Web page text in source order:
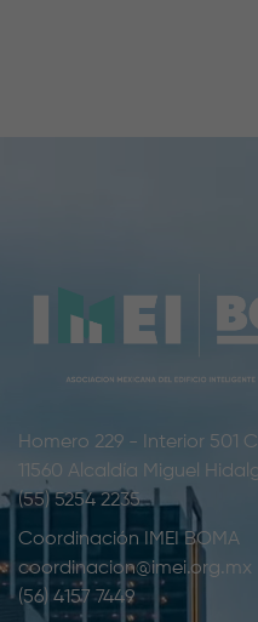
Homero 229 - Interior 501
11560 Alcaldía Miguel
(55) 5254 2235
Coordinación IMEI BOMA
coordinacion@imei.org.mx
(56) 4157 7449